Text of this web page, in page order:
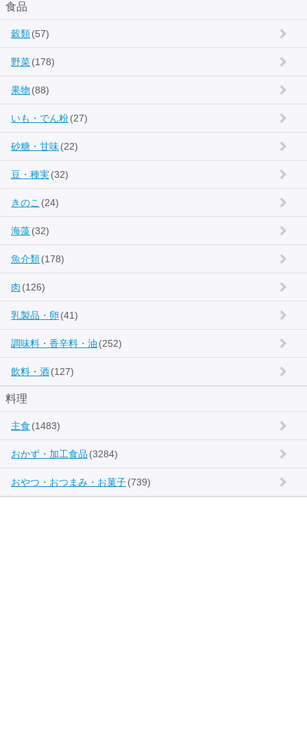
食品
穀類(57)
野菜(178)
果物 (88)
いも・でん粉(27)
砂糖・甘味(22)
豆・種実(32)
きのこ (24)
海藻(32)
魚介類(178)
肉 (126)
乳製品・卵 (41)
調味料・香辛料・油 (252)
飲料・酒(127)
料理
主食 (1483)
おかず・加工食品 (3284)
おやつ・おつまみ・お菓子(739)